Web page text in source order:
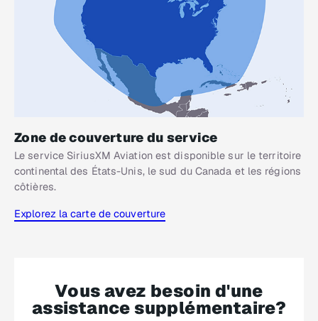
Zone de couverture du service
Le service SiriusXM Aviation est disponible sur le territoire
continental des États-Unis, le sud du Canada et les régions
côtières.
Explorez la carte de couverture
Vous avez besoin d'une
assistance supplémentaire?